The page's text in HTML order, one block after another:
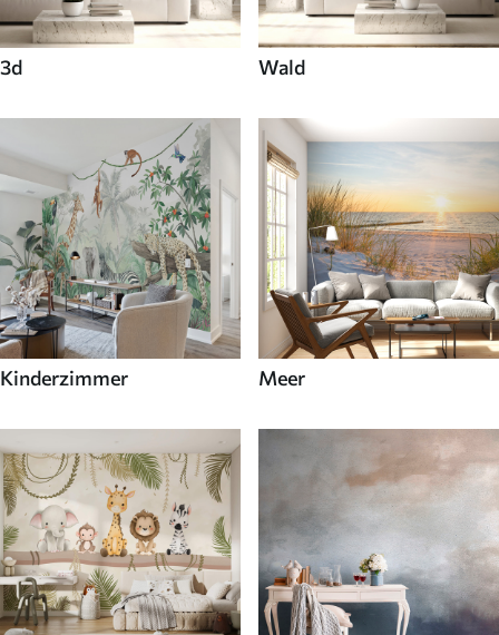
3d Wald
Kinderzimmer Meer